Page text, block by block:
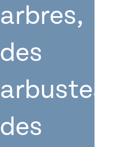
arbres,
des
arbustes,
des